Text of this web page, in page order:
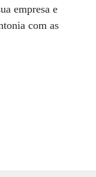
empresa e
com as